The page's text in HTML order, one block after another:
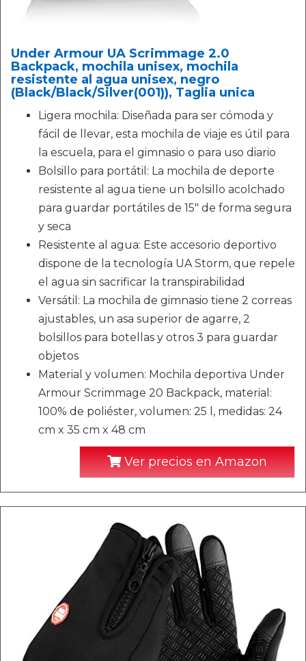
Under Armour UA Scrimmage 2.0
Backpack, mochila unisex, mochila
resistente al agua unisex, negro
(Black/Black/Silver(001)), Taglia unica
Ligera mochila: Diseñada para ser cómoda y
fácil de llevar, esta mochila de viaje es útil para
la escuela, para el gimnasio o para uso diario
Bolsillo para portátil: La mochila de deporte
resistente al agua tiene un bolsillo acolchado
para guardar portátiles de 15" de forma segura
y seca
Resistente al agua: Este accesorio deportivo
dispone de la tecnología UA Storm, que repele
el agua sin sacrificar la transpirabilidad
Versátil: La mochila de gimnasio tiene 2 correas
ajustables, un asa superior de agarre, 2
bolsillos para botellas y otros 3 para guardar
objetos
Material y volumen: Mochila deportiva Under
Armour Scrimmage 20 Backpack, material:
100% de poliéster, volumen: 25 l, medidas: 24
cm x 35 cm x 48 cm
Ver precios en Amazon